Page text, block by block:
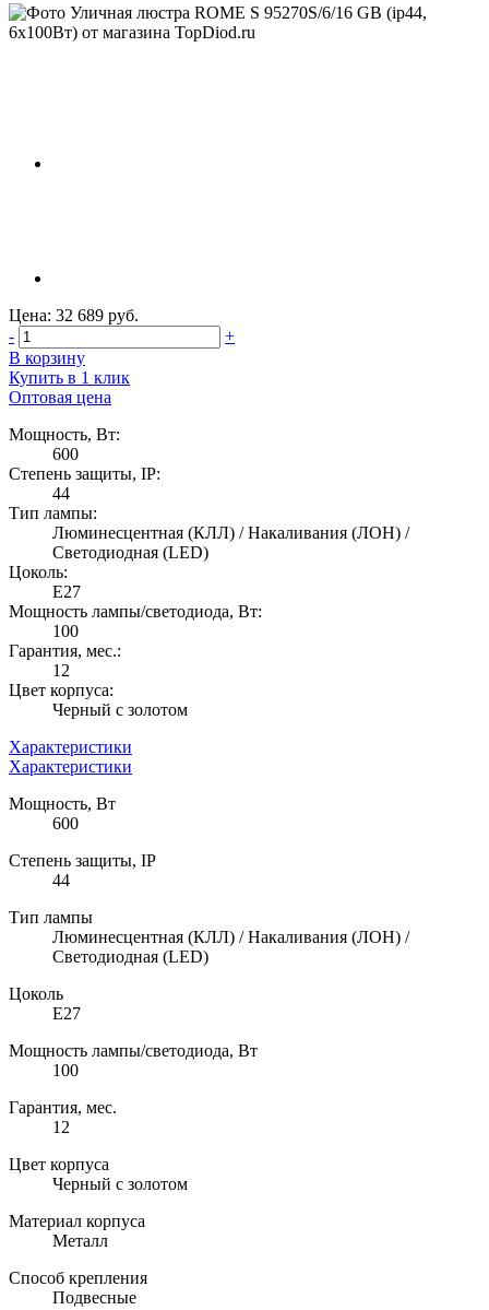
Цена: 32 689 руб.
-
+
В корзину
Купить в 1 клик
Оптовая цена
Мощность, Вт:
600
Степень защиты, IP:
44
Тип лампы:
Люминесцентная (КЛЛ) / Накаливания (ЛОН) /
Светодиодная (LED)
Цоколь:
E27
Мощность лампы/светодиода, Вт:
100
Гарантия, мес.:
12
Цвет корпуса:
Черный с золотом
Характеристики
Характеристики
Мощность, Вт
600
Степень защиты, IP
44
Тип лампы
Люминесцентная (КЛЛ) / Накаливания (ЛОН) /
Светодиодная (LED)
Цоколь
E27
Мощность лампы/светодиода, Вт
100
Гарантия, мес.
12
Цвет корпуса
Черный с золотом
Материал корпуса
Металл
Способ крепления
Подвесные